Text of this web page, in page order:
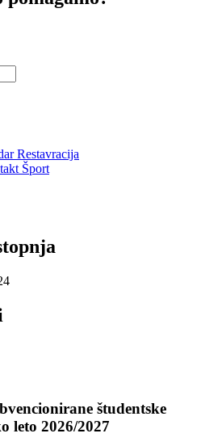
Restavracija
Šport
študentske
leto 2026/2027